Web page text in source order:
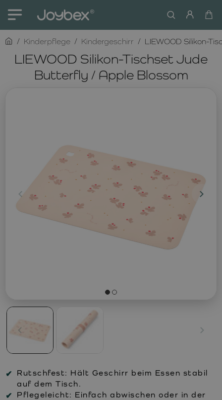
LIEWOOD Silikon-Tischset Jude
Butterfly / Apple Blossom
homeKinderpflege Kindergeschirr LIEWOOD Silikon-
Rutschfest: Hält Geschirr beim Essen stabil
auf dem Tisch.
Pflegeleicht: Einfach abwischen oder in der